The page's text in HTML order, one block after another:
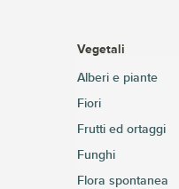
Vegetali
Alberi e piante
Fiori
Frutti ed ortaggi
Funghi
Flora spontanea